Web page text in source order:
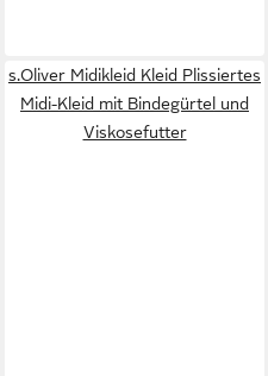
s.Oliver Midikleid Kleid Plissiertes
Midi-Kleid mit Bindegürtel und
Viskosefutter